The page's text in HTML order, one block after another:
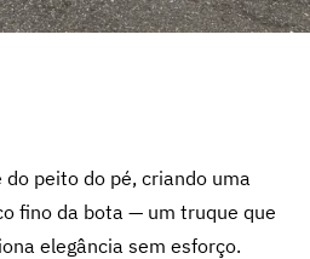
peito do pé, criando uma
fino da bota — um truque que
elegância sem esforço.